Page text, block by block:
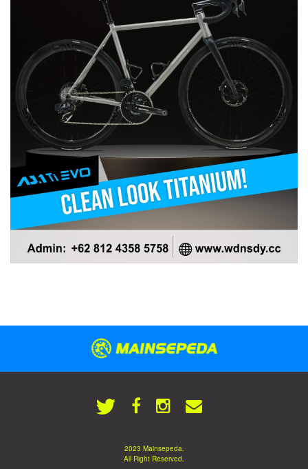
2023 Mainsepeda.
All Right Reserved.